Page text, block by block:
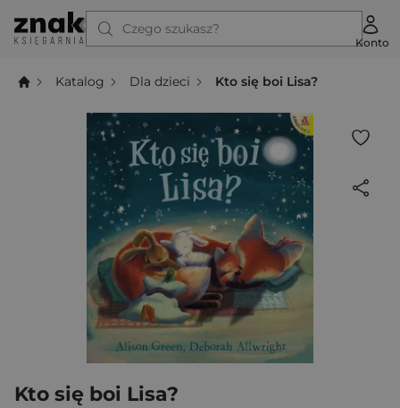
Czego szukasz?
Konto
Katalog Dla dzieci Kto się boi Lisa?
Kto się boi Lisa?